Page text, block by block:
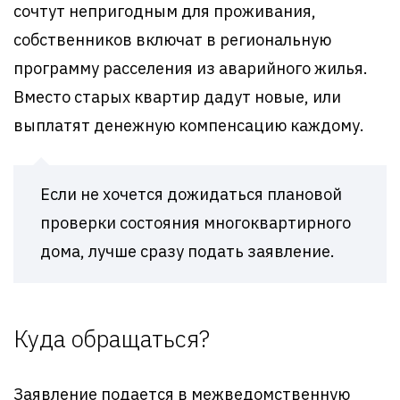
сочтут непригодным для проживания,
собственников включат в региональную
программу расселения из аварийного жилья.
Вместо старых квартир дадут новые, или
выплатят денежную компенсацию каждому.
Если не хочется дожидаться плановой
проверки состояния многоквартирного
дома, лучше сразу подать заявление.
Куда обращаться?
Заявление подается в межведомственную